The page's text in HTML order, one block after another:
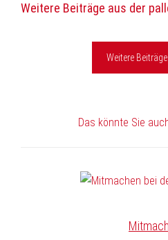
Weitere Beiträge aus der
Weitere
Das könnte Sie